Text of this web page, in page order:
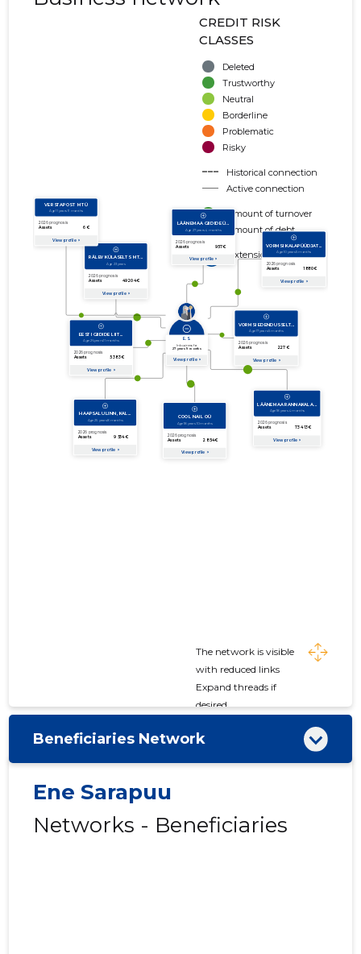
CREDIT RISK
CLASSES
Deleted
Trustworthy
Neutral
Borderline
Problematic
Risky
Historical connection
Active connection
amount of turnover
amount of debt
Extension of networks
The network is visible
with reduced links
Expand threads if
desired
Beneficiaries Network
Ene Sarapuu
Networks - Beneficiaries